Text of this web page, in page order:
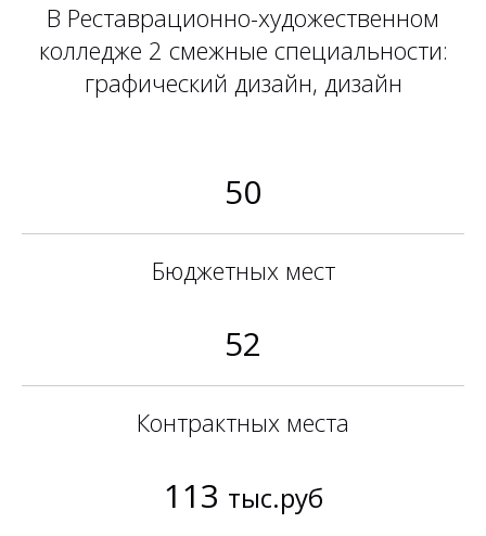
В Реставрационно-художественном
колледже 2 смежные специальности:
графический дизайн, дизайн
50
Бюджетных мест
52
Контрактных места
113 тыс.руб